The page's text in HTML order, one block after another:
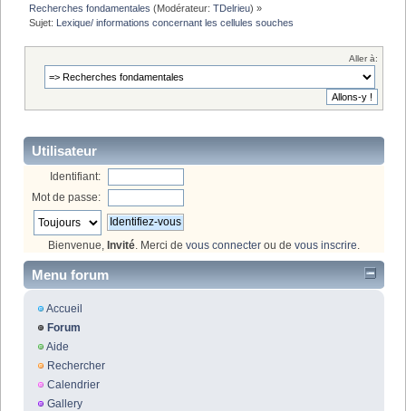
Recherches fondamentales (Modérateur:TDelrieu) »
Sujet: Lexique/ informations concernant les cellules souches
Aller à:
Utilisateur
Identifiant:
Mot de passe:
Bienvenue, Invité. Merci de vous connecter ou de vous inscrire.
Menu forum
Accueil
Forum
Aide
Rechercher
Calendrier
Gallery